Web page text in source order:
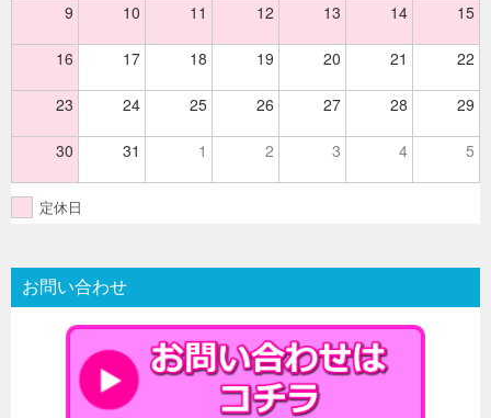
9 10 11 12 13 14 15
16 17 18 19 20 21 22
23 24 25 26 27 28 29
30 31 1 2 3 4 5
定休日
お問い合わせ